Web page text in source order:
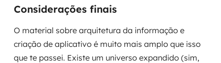
Considerações finais
O material sobre arquitetura da informação e
criação de aplicativo é muito mais amplo que isso
que te passei. Existe um universo expandido (sim,